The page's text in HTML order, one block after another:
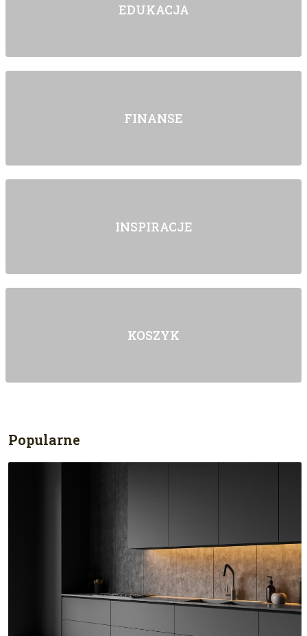
EDUKACJA
FINANSE
INSPIRACJE
KOSZYK
Popularne